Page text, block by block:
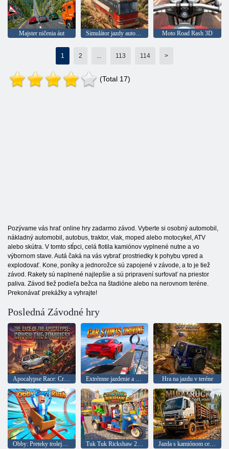
Majster ničenia áut Simulátor jazdy autobusom Moto Road Rash 3D
1 2 ... 113 114 >
(Total 17)
Pozývame vás hrať online hry zadarmo závod. Vyberte si osobný automobil,
nákladný automobil, autobus, traktor, vlak, moped alebo motocykel, ATV
alebo skútra. V tomto stĺpci, celá flotila kamiónov vyplnené nutne a vo
výbornom stave. Autá čaká na vás vybrať prostriedky k pohybu vpred a
explodovať. Kone, poníky a jednorožce sú zapojené v závode, a to je tiež
závod. Rakety sú naplnené najlepšie a sú pripravení surfovať na priestor
paliva. Závod tiež podieľa bežca na štadióne alebo na nerovnom teréne.
Prekonávať prekážky a vyhrajte!
Posledná Závodné hry
Hra na jazdu v teréne
Obby: Preteky trolejbusov Tuk Tuk Rickshaw 2022 Jazda s kamiónom cez blato